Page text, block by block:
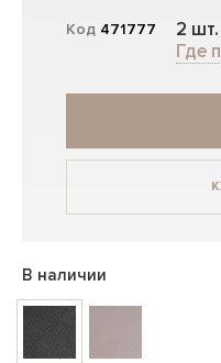
Код 471777
2
Где
В наличии